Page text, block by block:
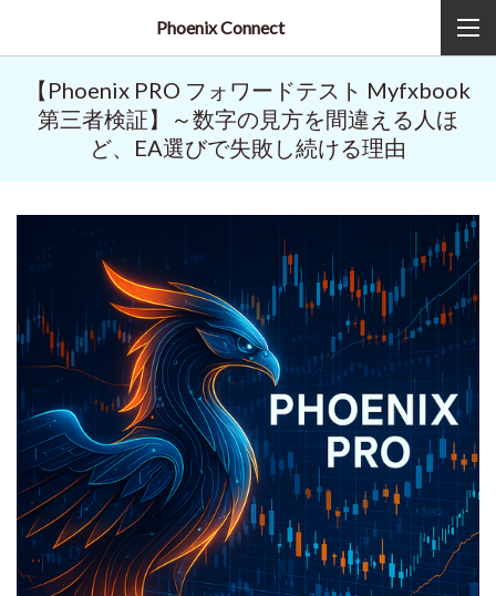
Phoenix Connect
【Phoenix PRO フォワードテスト Myfxbook
第三者検証】～数字の見方を間違える人ほ
ど、EA選びで失敗し続ける理由